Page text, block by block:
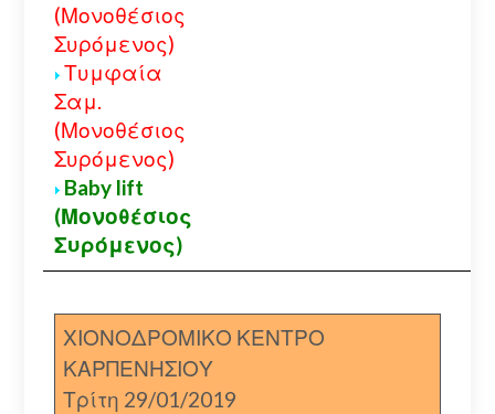
(Μονοθέσιος
Συρόμενος)
Τυμφαία
Σαμ.
(Μονοθέσιος
Συρόμενος)
Baby lift
(Μονοθέσιος
Συρόμενος)
ΧΙΟΝΟΔΡΟΜΙΚΟ ΚΕΝΤΡΟ
ΚΑΡΠΕΝΗΣΙΟΥ
Τρίτη 29/01/2019